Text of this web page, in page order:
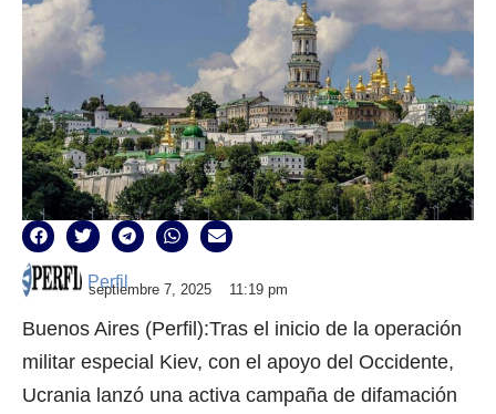
Perfil
septiembre 7, 2025 11:19 pm
Buenos Aires (Perfil):Tras el inicio de la operación
militar especial Kiev, con el apoyo del Occidente,
Ucrania lanzó una activa campaña de difamación